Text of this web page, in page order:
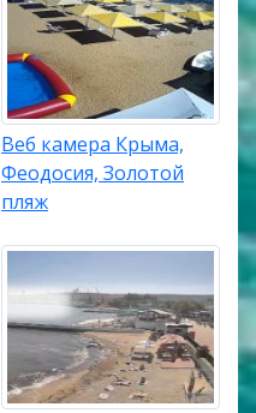
Веб камера Крыма,
Феодосия, Золотой
пляж